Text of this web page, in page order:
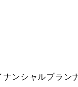
ナンシャルプラン